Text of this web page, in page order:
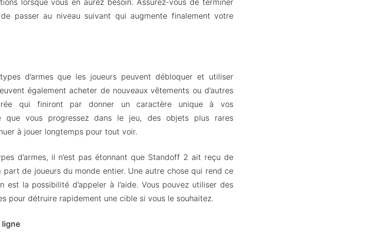
lorsque vous en aurez besoin. Assurez-vous de terminer
passer au niveau suivant qui augmente finalement votre
d’armes que les joueurs peuvent débloquer et utiliser
également acheter de nouveaux vêtements ou d’autres
qui finiront par donner un caractère unique à vos
que vous progressez dans le jeu, des objets plus rares
à jouer longtemps pour tout voir.
d’armes, il n’est pas étonnant que Standoff 2 ait reçu de
de joueurs du monde entier. Une autre chose qui rend ce
est la possibilité d’appeler à l’aide. Vous pouvez utiliser des
pour détruire rapidement une cible si vous le souhaitez.
ligne